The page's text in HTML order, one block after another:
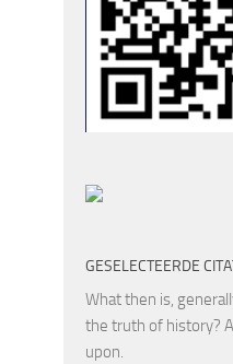
GESELECTEERDE
What then is,
the truth of history?
upon.